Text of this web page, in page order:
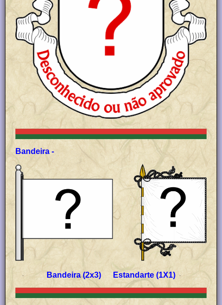
Bandeira -
Bandeira (2x3) Estandarte (1X1)